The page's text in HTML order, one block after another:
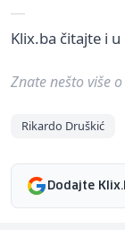
Klix.ba čitajte i
Znate nešto više
Rikardo Druškić
Dodajte